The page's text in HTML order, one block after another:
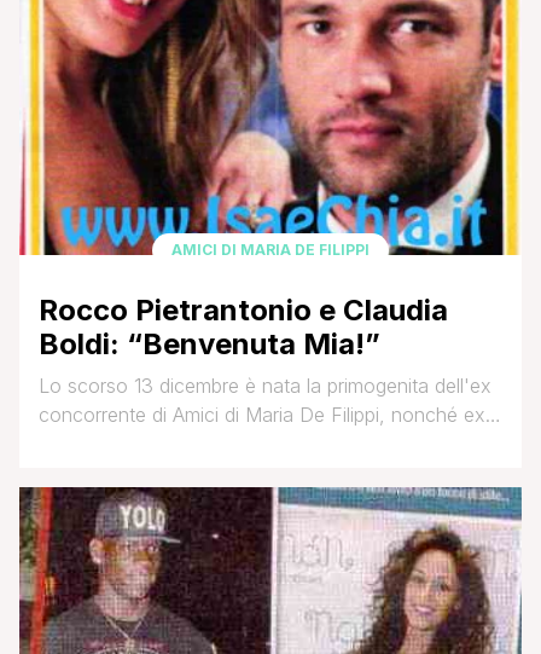
AMICI DI MARIA DE FILIPPI
Rocco Pietrantonio e Claudia
Boldi: “Benvenuta Mia!”
Lo scorso 13 dicembre è nata la primogenita dell'ex
concorrente di Amici di Maria De Filippi, nonché ex
è stato proprio quest'ultimo a darne la notizia su
Twitter. Felicissimi i neogenitori, hanno deciso di
chiamare la propria figlia Mia, proprio [']